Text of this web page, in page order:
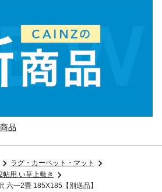
品
ラグ・カーペット・マット
帖用 い草上敷き
六一2畳 185X185【別送品】